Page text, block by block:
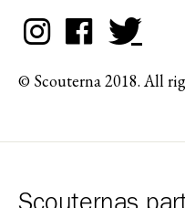
© Scouterna 2018. All